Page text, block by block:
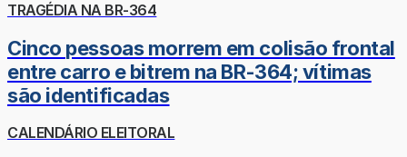
TRAGÉDIA NA BR-364
Cinco pessoas morrem em colisão frontal
entre carro e bitrem na BR-364; vítimas
são identificadas
CALENDÁRIO ELEITORAL